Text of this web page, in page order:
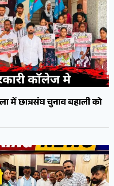
में छात्रसंघ चुनाव बहाली को